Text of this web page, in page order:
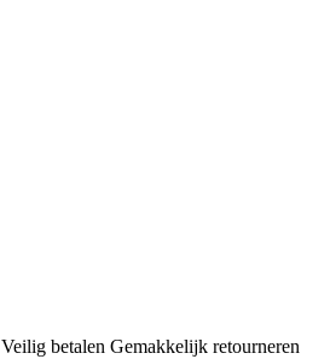
Veilig betalen Gemakkelijk retourneren